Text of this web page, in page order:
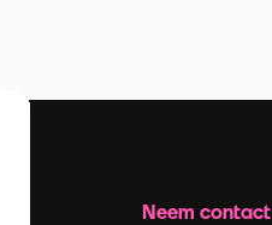
Neem contact